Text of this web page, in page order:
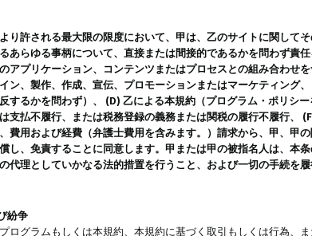
り許される最大限の限度において、甲は、乙のサイトに関して
あらゆる事柄について、直接または間接的であるかを問わず責
アプリケーション、コンテンツまたはプロセスとの組み合わせ
ン、製作、作成、宣伝、プロモーションまたはマーケティング
するかを問わず）、 (D) 乙による本規約（プログラム・ポリシ
支払不履行、または税務登録の義務または関税の履行不履行、
費用および経費（弁護士費用を含みます。）請求から、甲、甲
し、免責することに同意します。甲または甲の被指名人は、本
代理としていかなる法的措置を行うこと、および一切の手続を履
紛争
ログラムもしくは本規約、本規約に基づく取引もしくは行為、